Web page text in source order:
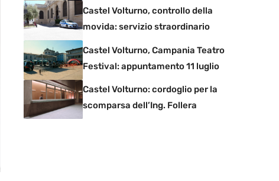
Castel Volturno, controllo della
movida: servizio straordinario
Castel Volturno, Campania Teatro
Festival: appuntamento 11 luglio
Castel Volturno: cordoglio per la
scomparsa dell’Ing. Follera